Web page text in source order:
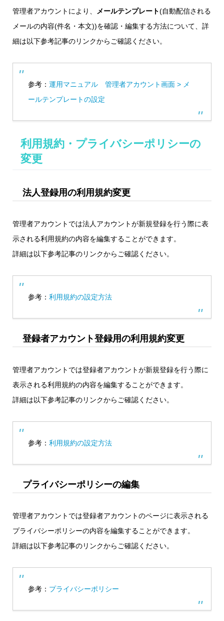
管理者アカウントにより、 メールテンプレート(自動配信される
メールの内容(件名・本文))を確認・編集する方法について、詳
細は以下参考記事のリンクからご確認ください。
参考： 運用マニュアル 管理者アカウント画面 > メ
ールテンプレートの設定
利用規約・プライバシーポリシーの
変更
法人登録用の利用規約変更
管理者アカウントでは法人アカウントが新規登録を行う際に表
示される利用規約の内容を編集することができます。
詳細は以下参考記事のリンクからご確認ください。
参考： 利用規約の設定方法
登録者アカウント登録用の利用規約変更
管理者アカウントでは登録者アカウントが新規登録を行う際に
表示される利用規約の内容を編集することができます。
詳細は以下参考記事のリンクからご確認ください。
参考： 利用規約の設定方法
プライバシーポリシーの編集
管理者アカウントでは登録者アカウントのページに表示される
プライバシーポリシーの内容を編集することができます。
詳細は以下参考記事のリンクからご確認ください。
参考： プライバシーポリシー